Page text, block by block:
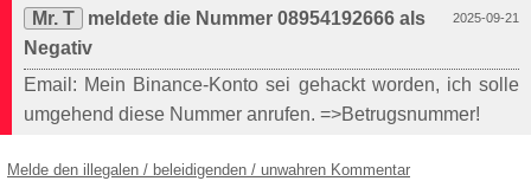
2025-09-21
Mr. T
meldete die Nummer 08954192666 als
Negativ
Email: Mein Binance-Konto sei gehackt worden, ich solle
umgehend diese Nummer anrufen. =>Betrugsnummer!
Melde den illegalen / beleidigenden / unwahren Kommentar